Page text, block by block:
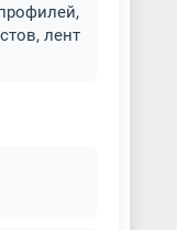
лент